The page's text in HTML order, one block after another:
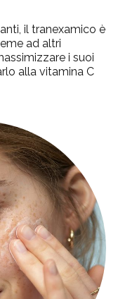
il tranexamico è
ad altri
i suoi
alla vitamina C